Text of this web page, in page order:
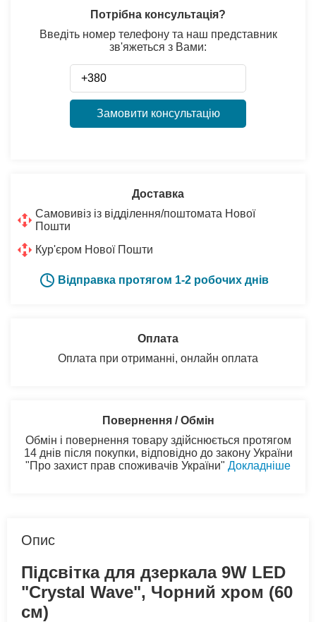
Потрібна консультація?
Введіть номер телефону та наш представник
зв'яжеться з Вами:
Замовити консультацію
Доставка
Самовивіз із відділення/поштомата Нової
Пошти
Кур'єром Нової Пошти
Відправка протягом 1-2 робочих днів
Оплата
Оплата при отриманні, онлайн оплата
Повернення / Обмін
Обмін і повернення товару здійснюється протягом
14 днів після покупки, відповідно до закону України
"Про захист прав споживачів України" Докладніше
Опис
Підсвітка для дзеркала 9W LED
"Crystal Wave", Чорний хром (60
см)